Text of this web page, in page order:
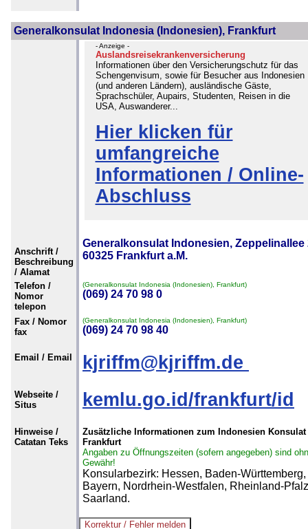
Generalkonsulat Indonesia (Indonesien), Frankfurt
- Anzeige -
Auslandsreisekrankenversicherung
Informationen über den Versicherungschutz für das
Schengenvisum, sowie für Besucher aus Indonesien
(und anderen Ländern), ausländische Gäste,
Sprachschüler, Aupairs, Studenten, Reisen in die
USA, Auswanderer...
Hier klicken für
umfangreiche
Informationen / Online-
Abschluss
Anschrift /
Beschreibung
/ Alamat
Generalkonsulat Indonesien, Zeppelinallee
60325 Frankfurt a.M.
Telefon /
Nomor
telepon
(Generalkonsulat Indonesia (Indonesien), Frankfurt)
(069) 24 70 98 0
Fax / Nomor
fax
(Generalkonsulat Indonesia (Indonesien), Frankfurt)
(069) 24 70 98 40
Email / Email kjriffm@kjriffm.de
Webseite /
Situs
kemlu.go.id/frankfurt/id
Hinweise /
Catatan Teks
Zusätzliche Informationen zum Indonesien
Frankfurt
Angaben zu Öffnungszeiten (sofern angegeben) sind
Gewähr!
Konsularbezirk: Hessen, Baden-Württemberg,
Bayern, Nordrhein-Westfalen, Rheinland-
Saarland.